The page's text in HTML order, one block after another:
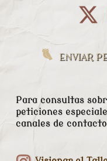
ENVIAR
Para consultas
peticiones
canales de